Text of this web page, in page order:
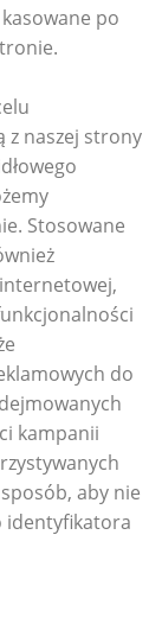
po
z naszej strony
Stosowane
do
kampanii
aby nie
identyfikatora